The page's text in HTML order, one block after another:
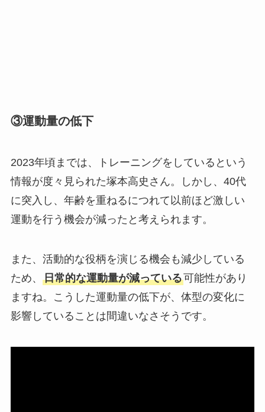
③運動量の低下
2023年頃までは、トレーニングをしているという
情報が度々見られた塚本高史さん。しかし、40代
に突入し、年齢を重ねるにつれて以前ほど激しい
運動を行う機会が減ったと考えられます。
また、活動的な役柄を演じる機会も減少している
ため、 日常的な運動量が減っている可能性があり
ますね。こうした運動量の低下が、体型の変化に
影響していることは間違いなさそうです。